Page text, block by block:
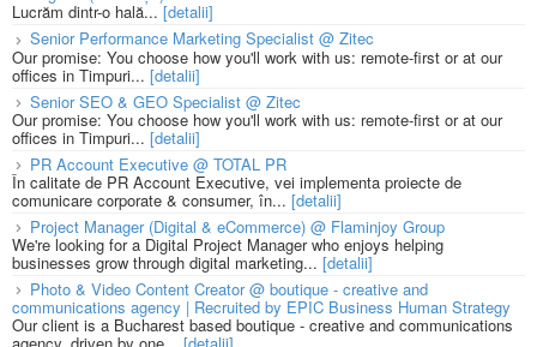
Lucrăm dintr-o hală... [detalii]
Senior Performance Marketing Specialist @ Zitec
Our promise: You choose how you'll work with us: remote-first or at our
offices in Timpuri... [detalii]
Senior SEO & GEO Specialist @ Zitec
Our promise: You choose how you'll work with us: remote-first or at our
offices in Timpuri... [detalii]
PR Account Executive @ TOTAL PR
În calitate de PR Account Executive, vei implementa proiecte de
comunicare corporate & consumer, în... [detalii]
Project Manager (Digital & eCommerce) @ Flaminjoy Group
We're looking for a Digital Project Manager who enjoys helping
businesses grow through digital marketing... [detalii]
Photo & Video Content Creator @ boutique - creative and
communications agency | Recruited by EPIC Business Human Strategy
Our client is a Bucharest based boutique - creative and communications